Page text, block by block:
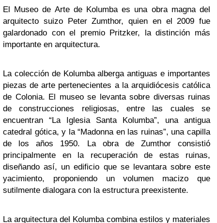
El Museo de Arte de Kolumba es una obra magna del
arquitecto suizo Peter Zumthor, quien en el 2009 fue
galardonado con el premio Pritzker, la distinción más
importante en arquitectura.
La colección de Kolumba alberga antiguas e importantes
piezas de arte pertenecientes a la arquidiócesis católica
de Colonia. El museo se levanta sobre diversas ruinas
de construcciones religiosas, entre las cuales se
encuentran “La Iglesia Santa Kolumba”, una antigua
catedral gótica, y la “Madonna en las ruinas”, una capilla
de los años 1950. La obra de Zumthor consistió
principalmente en la recuperación de estas ruinas,
diseñando así, un edificio que se levantara sobre este
yacimiento, proponiendo un volumen macizo que
sutilmente dialogara con la estructura preexistente.
La arquitectura del Kolumba combina estilos y materiales